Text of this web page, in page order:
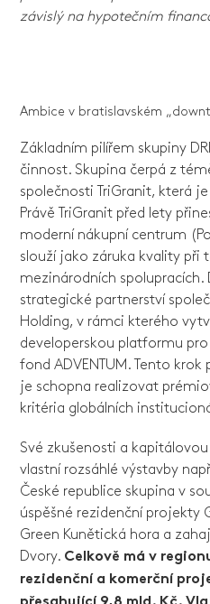
závislý na hypotečním
Ambice v bratislavském
Základním pilířem skupiny
činnost. Skupina čerpá z
společnosti TriGranit, která
Právě TriGranit před lety
moderní nákupní centrum
slouží jako záruka kvality při
mezinárodních
strategické partnerství
Holding, v rámci kterého
developerskou platformu
fond ADVENTUM. Tento krok
je schopna realizovat
kritéria globálních
Své zkušenosti a kapitálovou
vlastní rozsáhlé výstavby
České republice skupina v
úspěšné rezidenční projekty
Green Kunětická hora a
Dvory. Celkově má v
rezidenční a komerční